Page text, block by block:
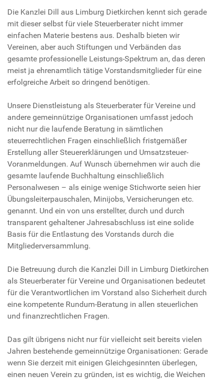
Die Kanzlei Dill aus Limburg Dietkirchen kennt sich gerade
mit dieser selbst für viele Steuerberater nicht immer
einfachen Materie bestens aus. Deshalb bieten wir
Vereinen, aber auch Stiftungen und Verbänden das
gesamte professionelle Leistungs-Spektrum an, das deren
meist ja ehrenamtlich tätige Vorstandsmitglieder für eine
erfolgreiche Arbeit so dringend benötigen.
Unsere Dienstleistung als Steuerberater für Vereine und
andere gemeinnützige Organisationen umfasst jedoch
nicht nur die laufende Beratung in sämtlichen
steuerrechtlichen Fragen einschließlich fristgemäßer
Erstellung aller Steuererklärungen und Umsatzsteuer-
Voranmeldungen. Auf Wunsch übernehmen wir auch die
gesamte laufende Buchhaltung einschließlich
Personalwesen – als einige wenige Stichworte seien hier
Übungsleiterpauschalen, Minijobs, Versicherungen etc.
genannt. Und ein von uns erstellter, durch und durch
transparent gehaltener Jahresabschluss ist eine solide
Basis für die Entlastung des Vorstands durch die
Mitgliederversammlung.
Die Betreuung durch die Kanzlei Dill in Limburg Dietkirchen
als Steuerberater für Vereine und Organisationen bedeutet
für die Verantwortlichen im Vorstand also Sicherheit durch
eine kompetente Rundum-Beratung in allen steuerlichen
und finanzrechtlichen Fragen.
Das gilt übrigens nicht nur für vielleicht seit bereits vielen
Jahren bestehende gemeinnützige Organisationen: Gerade
wenn Sie derzeit mit einigen Gleichgesinnten überlegen,
einen neuen Verein zu gründen, ist es wichtig, die Weichen